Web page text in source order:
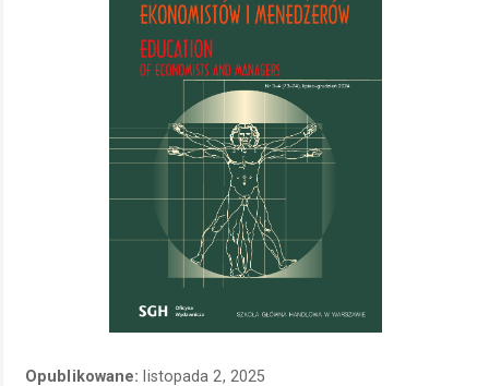
Opublikowane: listopada 2, 2025